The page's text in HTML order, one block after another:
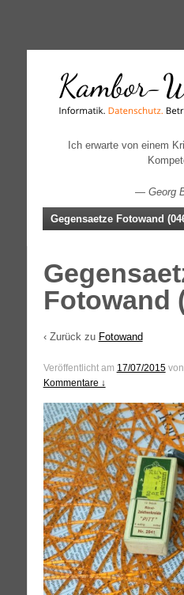
↓
CONTENT
Ich erwarte von einem
— Georg
Gegensaetze Fotowand
Fotowand
‹ Zurück zu Fotowand
Veröffentlicht am 17/07/2015von
Kommentare ↓